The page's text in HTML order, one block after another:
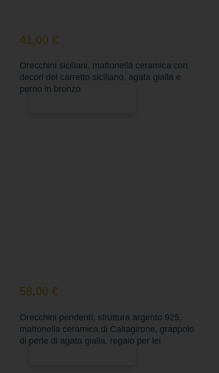
41,00 €
Orecchini siciliani, mattonella ceramica con
decori del carretto siciliano, agata gialla e
perno in bronzo
58,00 €
Orecchini pendenti, struttura argento 925,
mattonella ceramica di Caltagirone, grappolo
di perle di agata gialla, regalo per lei